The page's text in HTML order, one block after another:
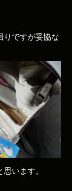
りですが妥協な
います。